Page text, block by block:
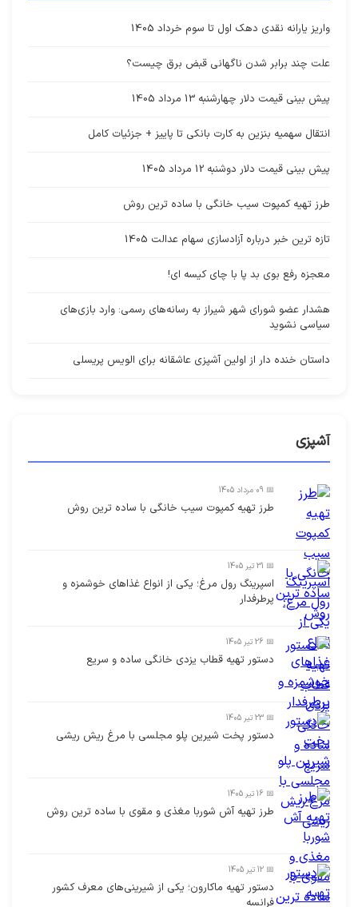
واریز یارانه نقدی دهک اول تا سوم خرداد 1405
علت چند برابر شدن ناگهانی قبض برق چیست؟
پیش بینی قیمت دلار چهارشنبه 13 مرداد 1405
انتقال سهمیه بنزین به کارت بانکی تا پاییز + جزئیات کامل
پیش بینی قیمت دلار دوشنبه 12 مرداد 1405
طرز تهیه کمپوت سیب خانگی با ساده ترین روش
تازه ترین خبر درباره آزادسازی سهام عدالت 1405
معجزه رفع بوی بد پا با چای کیسه ای!
هشدار عضو شورای شهر شیراز به رسانه‌های رسمی: وارد بازی‌های
سیاسی نشوید
داستان خنده دار از اولین آشپزی عاشقانه برای الویس پریسلی
آشپزی
📅 09 مرداد 1405
طرز تهیه کمپوت سیب خانگی با ساده ترین روش
📅 31 تیر 1405
اسپرینگ رول مرغ؛ یکی از انواع غذاهای خوشمزه و
پرطرفدار
📅 26 تیر 1405
دستور تهیه قطاب یزدی خانگی ساده و سریع
📅 23 تیر 1405
دستور پخت شیرین پلو مجلسی با مرغ ریش ریشی
📅 16 تیر 1405
طرز تهیه آش شوربا مغذی و مقوی با ساده ترین روش
📅 12 تیر 1405
دستور تهیه ماکارون؛ یکی از شیرینی‌های معرف کشور
فرانسه